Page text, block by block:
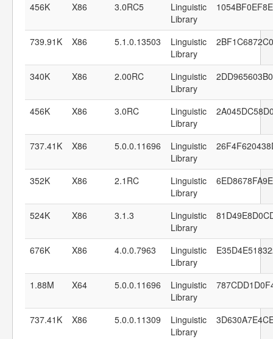
456K X86 3.0RC5
Linguistic
Library
739.91K X86 5.1.0.13503
Linguistic
Library
340K X86 2.00RC
Linguistic
Library
456K X86 3.0RC
Linguistic
Library
737.41K X86 5.0.0.11696
Linguistic
Library
352K X86 2.1RC
Linguistic
Library
524K X86 3.1.3
Linguistic
Library
676K X86 4.0.0.7963
Linguistic
Library
1.88M X64 5.0.0.11696
Linguistic
Library
737.41K X86 5.0.0.11309
Linguistic
Library